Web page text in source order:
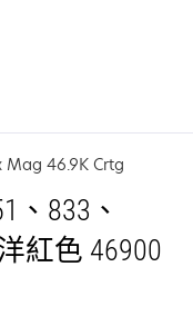
Mag 46.9K Crtg
、833、
紅色 46900